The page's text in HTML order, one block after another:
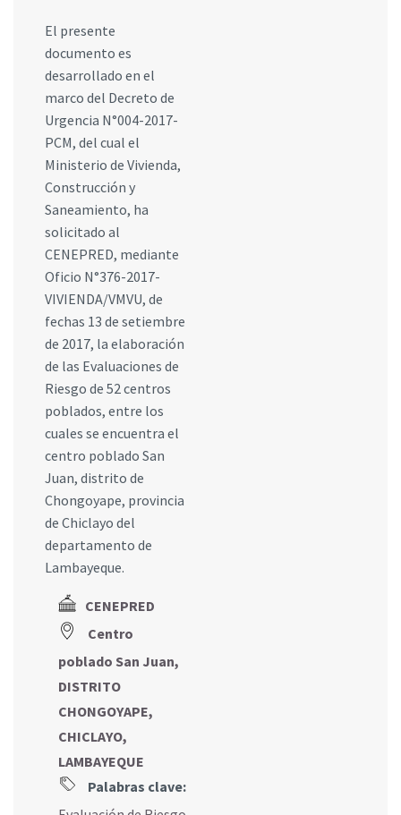
El presente
documento es
desarrollado en el
marco del Decreto de
Urgencia N°004-2017-
PCM, del cual el
Ministerio de Vivienda,
Construcción y
Saneamiento, ha
solicitado al
CENEPRED, mediante
Oficio N°376-2017-
VIVIENDA/VMVU, de
fechas 13 de setiembre
de 2017, la elaboración
de las Evaluaciones de
Riesgo de 52 centros
poblados, entre los
cuales se encuentra el
centro poblado San
Juan, distrito de
Chongoyape, provincia
de Chiclayo del
departamento de
Lambayeque.
CENEPRED
Centro
poblado San Juan,
DISTRITO
CHONGOYAPE,
CHICLAYO,
LAMBAYEQUE
Palabras clave: